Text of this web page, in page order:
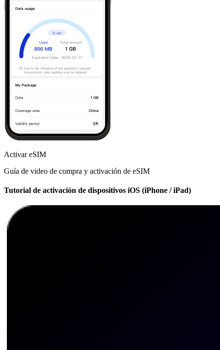
Activar eSIM
Guía de video de compra y activación de eSIM
Tutorial de activación de dispositivos iOS (iPhone / iPad)